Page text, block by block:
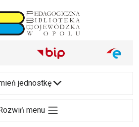
narzędzi
i inne
jednostkę
Rozwiń menu